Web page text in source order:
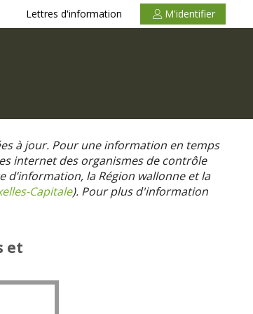
Lettres d'information M'identifier
à jour. Pour une information en temps
internet des organismes de contrôle
d’information, la Région wallonne et la
Capitale). Pour plus d'information
et